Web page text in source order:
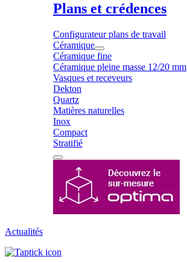
Plans et crédences
Configurateur plans de travail
Céramique
Céramique fine
Céramique pleine masse 12/20 mm
Vasques et receveurs
Dekton
Quartz
Matières naturelles
Inox
Compact
Stratifié
Actualités